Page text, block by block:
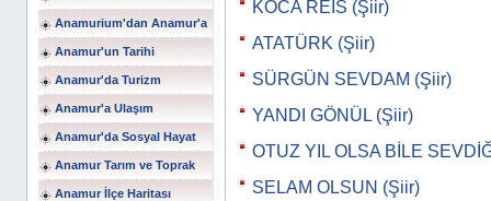
Anamurium'dan Anamur'a
Anamur'un Tarihi
Anamur'da Turizm
Anamur'a Ulaşım
Anamur'da Sosyal Hayat
Anamur Tarım ve Toprak
Anamur İlçe Haritası
KOCA REİS (Şiir)
ATATÜRK (Şiir)
SÜRGÜN SEVDAM (Şiir)
YANDI GÖNÜL (Şiir)
OTUZ YIL OLSA BİLE
SELAM OLSUN (Şiir)